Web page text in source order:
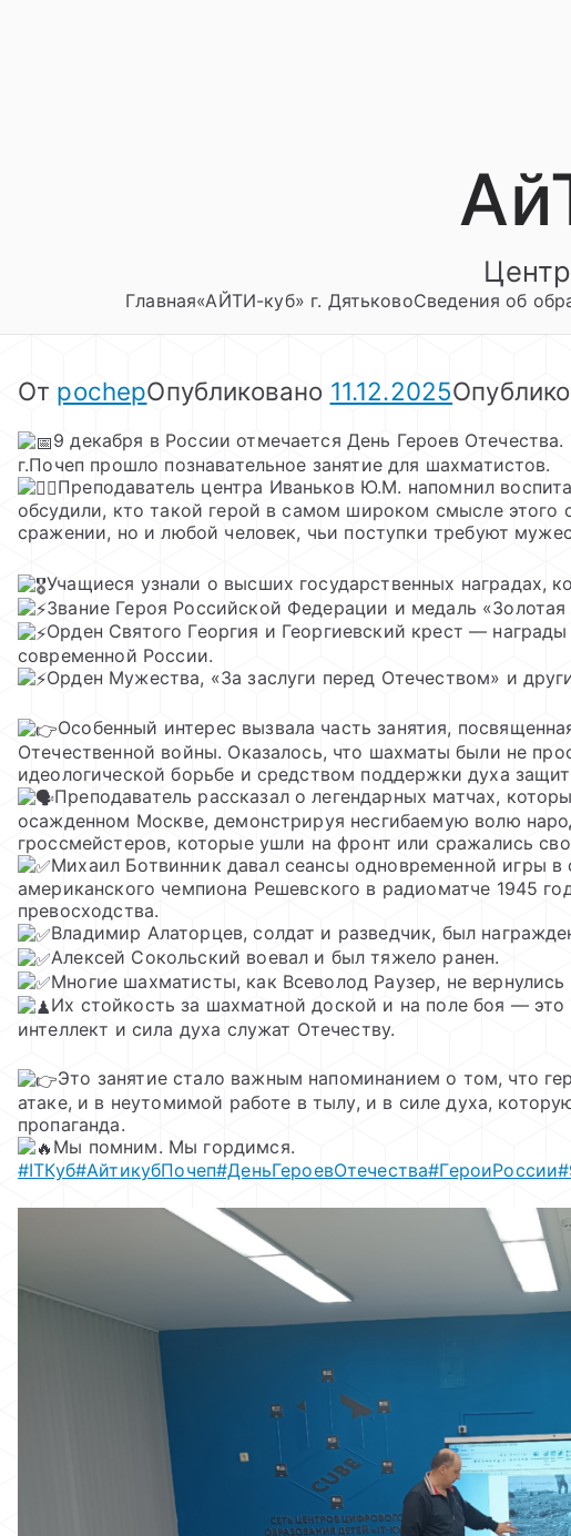
Главная«АЙТИ-куб» г. ДятьковоСведения об
От pochepОпубликовано 11.12.2025
9 декабря в России отмечается День Героев
г.Почеп прошло познавательное занятие для шахматистов.
Преподаватель центра Иваньков Ю.М. напомнил
обсудили, кто такой герой в самом широком смысле этого
сражении, но и любой человек, чьи поступки требуют
Учащиеся узнали о высших государственных наградах,
Звание Героя Российской Федерации и медаль «Золотая
Орден Святого Георгия и Георгиевский крест —
современной России.
Орден Мужества, «За заслуги перед Отечеством» и
Особенный интерес вызвала часть занятия,
Отечественной войны. Оказалось, что шахматы были не
идеологической борьбе и средством поддержки духа
Преподаватель рассказал о легендарных матчах,
осажденном Москве, демонстрируя несгибаемую волю
гроссмейстеров, которые ушли на фронт или сражались
Михаил Ботвинник давал сеансы одновременной игры
американского чемпиона Решевского в радиоматче 1945
превосходства.
Владимир Алаторцев, солдат и разведчик, был
Алексей Сокольский воевал и был тяжело ранен.
Многие шахматисты, как Всеволод Раузер, не
Их стойкость за шахматной доской и на поле боя —
интеллект и сила духа служат Отечеству.
Это занятие стало важным напоминанием о том, что
атаке, и в неутомимой работе в тылу, и в силе духа,
пропаганда.
Мы помним. Мы гордимся.
#IТКуб#АйтикубПочеп#ДеньГероевОтечества#ГероиРоссии